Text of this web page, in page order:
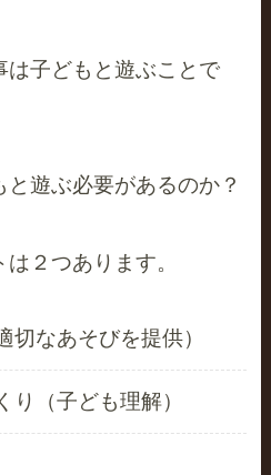
は子どもと遊ぶことで
遊ぶ必要があるのか？
２つあります。
切なあそびを提供）
り（子ども理解）